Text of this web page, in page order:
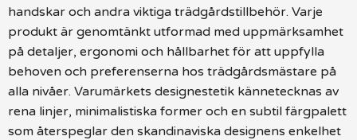
handskar och andra viktiga trädgårdstillbehör. Varje
produkt är genomtänkt utformad med uppmärksamhet
på detaljer, ergonomi och hållbarhet för att uppfylla
behoven och preferenserna hos trädgårdsmästare på
alla nivåer. Varumärkets designestetik kännetecknas av
rena linjer, minimalistiska former och en subtil färgpalett
som återspeglar den skandinaviska designens enkelhet